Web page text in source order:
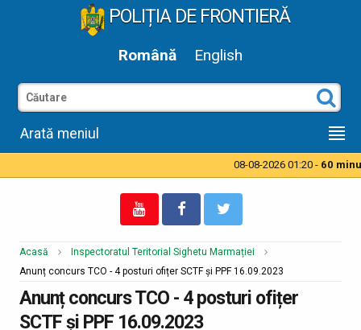
POLIȚIA DE FRONTIERĂ
Română English
Arată meniul
08-08-2026 01:20 -60
Acasă
Inspectoratul Teritorial Sighetu Marmației
Anunț concurs TCO - 4 posturi ofițer SCTF și PPF 16.09.2023
Anunț concurs TCO - 4 posturi ofițer
SCTF și PPF 16.09.2023